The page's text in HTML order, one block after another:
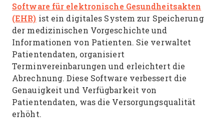
Software für elektronische Gesundheitsakten
(EHR) ist ein digitales System zur Speicherung
der medizinischen Vorgeschichte und
Informationen von Patienten. Sie verwaltet
Patientendaten, organisiert
Terminvereinbarungen und erleichtert die
Abrechnung. Diese Software verbessert die
Genauigkeit und Verfügbarkeit von
Patientendaten, was die Versorgungsqualität
erhöht.